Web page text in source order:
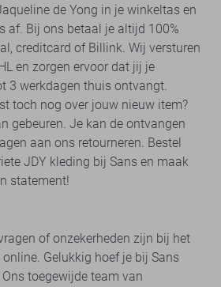
de Yong in je winkeltas en
af. Bij ons betaal je altijd 100%
creditcard of Billink. Wij versturen
en zorgen ervoor dat jij je
3 werkdagen thuis ontvangt.
toch nog over jouw nieuw item?
gebeuren. Je kan de ontvangen
aan ons retourneren. Bestel
JDY kleding bij Sans en maak
statement!
of onzekerheden zijn bij het
Gelukkig hoef je bij Sans
toegewijde team van